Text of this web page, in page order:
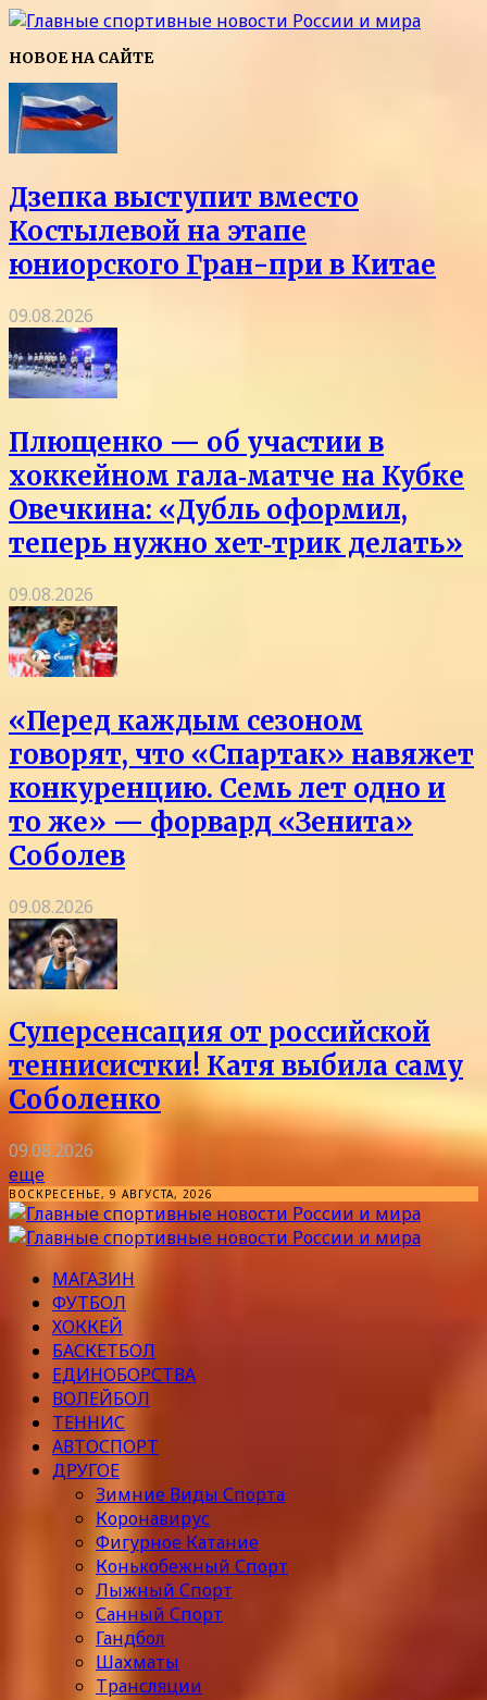
НОВОЕ НА САЙТЕ
Дзепка выступит вместо
Костылевой на этапе
юниорского Гран-при в Китае
09.08.2026
Плющенко — об участии в
хоккейном гала‑матче на Кубке
Овечкина: «Дубль оформил,
теперь нужно хет‑трик делать»
09.08.2026
«Перед каждым сезоном
говорят, что «Спартак» навяжет
конкуренцию. Семь лет одно и
то же» — форвард «Зенита»
Соболев
09.08.2026
Суперсенсация от российской
теннисистки! Катя выбила саму
Соболенко
09.08.2026
еще
ВОСКРЕСЕНЬЕ, 9 АВГУСТА, 2026
МАГАЗИН
ФУТБОЛ
ХОККЕЙ
БАСКЕТБОЛ
ЕДИНОБОРСТВА
ВОЛЕЙБОЛ
ТЕННИС
АВТОСПОРТ
ДРУГОЕ
Зимние Виды Спорта
Коронавирус
Фигурное Катание
Конькобежный Спорт
Лыжный Спорт
Санный Спорт
Гандбол
Шахматы
Трансляции